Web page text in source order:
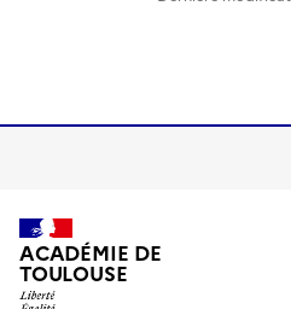
ACADÉMIE DE
TOULOUSE